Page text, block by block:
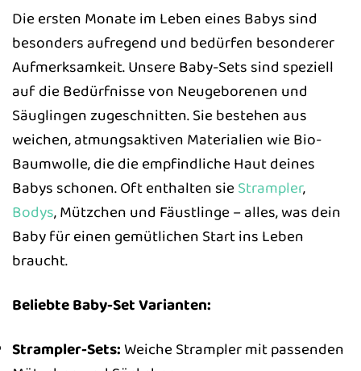
Die ersten Monate im Leben eines Babys sind
besonders aufregend und bedürfen besonderer
Aufmerksamkeit. Unsere Baby-Sets sind speziell
auf die Bedürfnisse von Neugeborenen und
Säuglingen zugeschnitten. Sie bestehen aus
weichen, atmungsaktiven Materialien wie Bio-
Baumwolle, die die empfindliche Haut deines
Babys schonen. Oft enthalten sieStrampler,
Bodys, Mützchen und Fäustlinge – alles, was dein
Baby für einen gemütlichen Start ins Leben
braucht.
Beliebte Baby-Set Varianten:
Strampler-Sets:Weiche Strampler mit passenden